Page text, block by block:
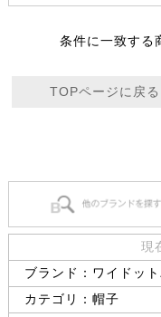
条件に一致する
TOPページに戻る
現
ブランド：ワイドッ
カテゴリ：帽子